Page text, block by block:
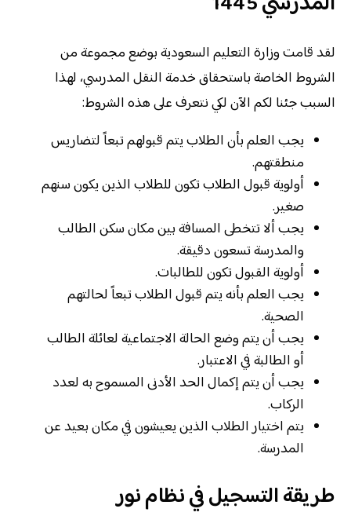
لقد قامت وزارة التعليم السعودية بوضع مجموعة من
الشروط الخاصة باستحقاق خدمة النقل المدرسي، لهذا
السبب جئنا لكم الآن لكي نتعرف على هذه الشروط:
يجب العلم بأن الطلاب يتم قبولهم تبعاً لتضاريس
منطقتهم.
أولوية قبول الطلاب تكون للطلاب الذين يكون سنهم
صغير.
يجب ألا تتخطى المسافة بين مكان سكن الطالب
والمدرسة تسعون دقيقة.
أولوية القبول تكون للطالبات.
يجب العلم بأنه يتم قبول الطلاب تبعاً لحالتهم
الصحية.
يجب أن يتم وضع الحالة الاجتماعية لعائلة الطالب
أو الطالبة في الاعتبار.
يجب أن يتم إكمال الحد الأدنى المسموح به لعدد
الركاب.
يتم اختيار الطلاب الذين يعيشون في مكان بعيد عن
المدرسة.
طريقة التسجيل في نظام نور